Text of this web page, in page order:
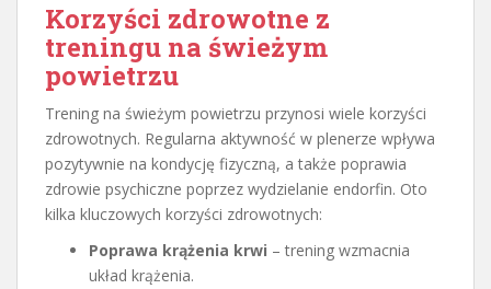
Korzyści zdrowotne z
treningu na świeżym
powietrzu
Trening na świeżym powietrzu przynosi wiele korzyści
zdrowotnych. Regularna aktywność w plenerze wpływa
pozytywnie na kondycję fizyczną, a także poprawia
zdrowie psychiczne poprzez wydzielanie endorfin. Oto
kilka kluczowych korzyści zdrowotnych:
Poprawa krążenia krwi – trening wzmacnia
układ krążenia.